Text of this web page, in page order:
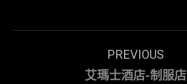
navigation
PREVIOUS
Previous
艾瑪士酒店-制服店